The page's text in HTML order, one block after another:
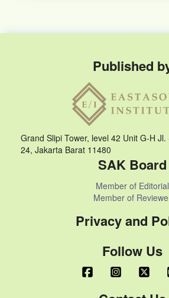
Published
Grand Slipi Tower, level 42 Unit G-H
24, Jakarta Barat 11480
SAK Board
Member of Editorial
Member of
Privacy and
Follow Us